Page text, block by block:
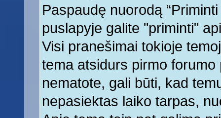
Paspaudę nuorodą
puslapyje galite "priminti"
Visi pranešimai tokioje
tema atsidurs pirmo
nematote, gali būti, kad
nepasiektas laiko tarpas,